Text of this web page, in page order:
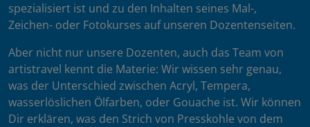
spezialisiert ist und zu den Inhalten seines Mal-,
Zeichen- oder Fotokurses auf unseren Dozentenseiten.
Aber nicht nur unsere Dozenten, auch das Team von
artistravel kennt die Materie: Wir wissen sehr genau,
was der Unterschied zwischen Acryl, Tempera,
wasserlöslichen Ölfarben, oder Gouache ist. Wir können
Dir erklären, was den Strich von Presskohle von dem